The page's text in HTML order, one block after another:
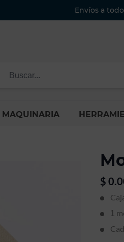
Envíos a
MAQUINARIA
$
1